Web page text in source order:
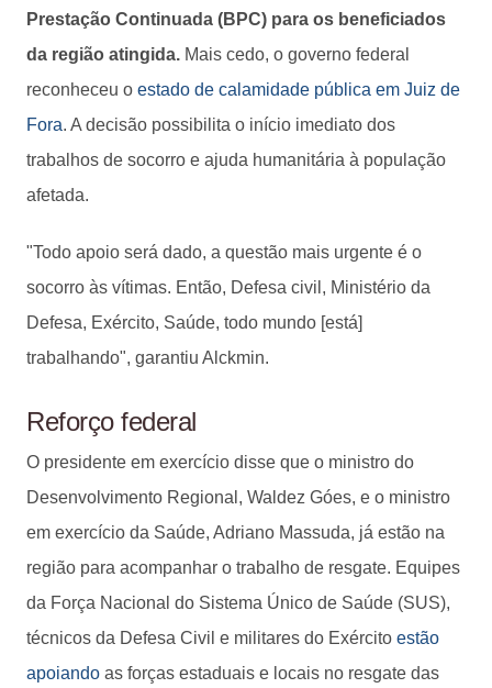
Prestação Continuada (BPC) para os beneficiados
da região atingida. Mais cedo, o governo federal
reconheceu o estado de calamidade pública em Juiz de
Fora. A decisão possibilita o início imediato dos
trabalhos de socorro e ajuda humanitária à população
afetada.
"Todo apoio será dado, a questão mais urgente é o
socorro às vítimas. Então, Defesa civil, Ministério da
Defesa, Exército, Saúde, todo mundo [está]
trabalhando", garantiu Alckmin.
Reforço federal
O presidente em exercício disse que o ministro do
Desenvolvimento Regional, Waldez Góes, e o ministro
em exercício da Saúde, Adriano Massuda, já estão na
região para acompanhar o trabalho de resgate. Equipes
da Força Nacional do Sistema Único de Saúde (SUS),
técnicos da Defesa Civil e militares do Exército estão
apoiando as forças estaduais e locais no resgate das